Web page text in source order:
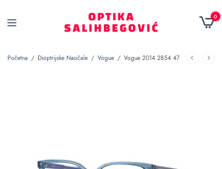
0
Početna / Dioptrijske Naočale / Vogue / Vogue 2014 2854 47